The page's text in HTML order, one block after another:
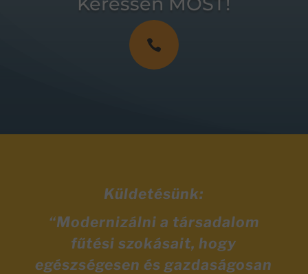

Küldetésünk:
“Modernizálni a társadalom
fűtési szokásait, hogy
egészségesen és gazdaságosan